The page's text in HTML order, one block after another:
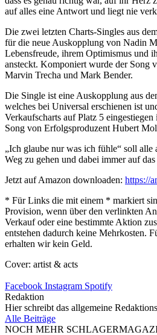
auf alles eine Antwort und liegt nie
Die zwei letzten Charts-Singles aus
für die neue Auskopplung von Nadin
Lebensfreude, ihrem Optimismus und
ansteckt. Komponiert wurde der Song
Marvin Trecha und Mark Bender.
Die Single ist eine Auskopplung aus
welches bei Universal erschienen ist
Verkaufscharts auf Platz 5
Song von Erfolgsproduzent Hubert
„Ich glaube nur was ich fühle“ soll alle
Weg zu gehen und dabei immer auf
Jetzt auf Amazon downloaden: https://
* Für Links die mit einem * markiert
Provision, wenn über den verlinkten
Verkauf oder eine bestimmte Aktion
entstehen dadurch keine Mehrkosten.
erhalten wir kein Geld.
Cover: artist & acts
Facebook Instagram Spotify
Redaktion
Hier schreibt das allgemeine
Alle Beiträge
NOCH MEHR